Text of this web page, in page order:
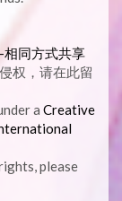
同方式共享
权，请在此留
a Creative
please